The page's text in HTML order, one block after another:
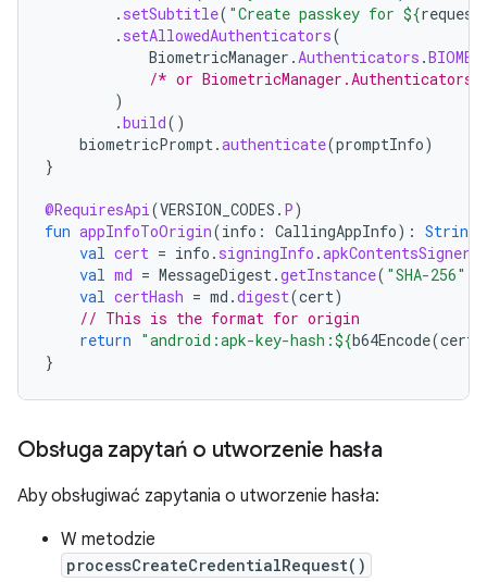
. setSubtitle( "Create passkey for ${request
. setAllowedAuthenticators(
BiometricManager .Authenticators .
/* or
)
.build()
biometricPrompt.authenticate(promptInfo)
}
@RequiresApi(VERSION_CODES . P)
fun appInfoToOrigin(info : CallingAppInfo): String
val cert = info . signingInfo .apkContentsSigners
val md = MessageDigest.getInstance( "SHA-256"
val certHash = md .digest(cert)
// This is the format for origin
return "android:apk-key-hash:${b64Encode(
}
Obsługa zapytań o utworzenie hasła
Aby obsługiwać zapytania o utworzenie hasła:
W metodzie
processCreateCredentialRequest()